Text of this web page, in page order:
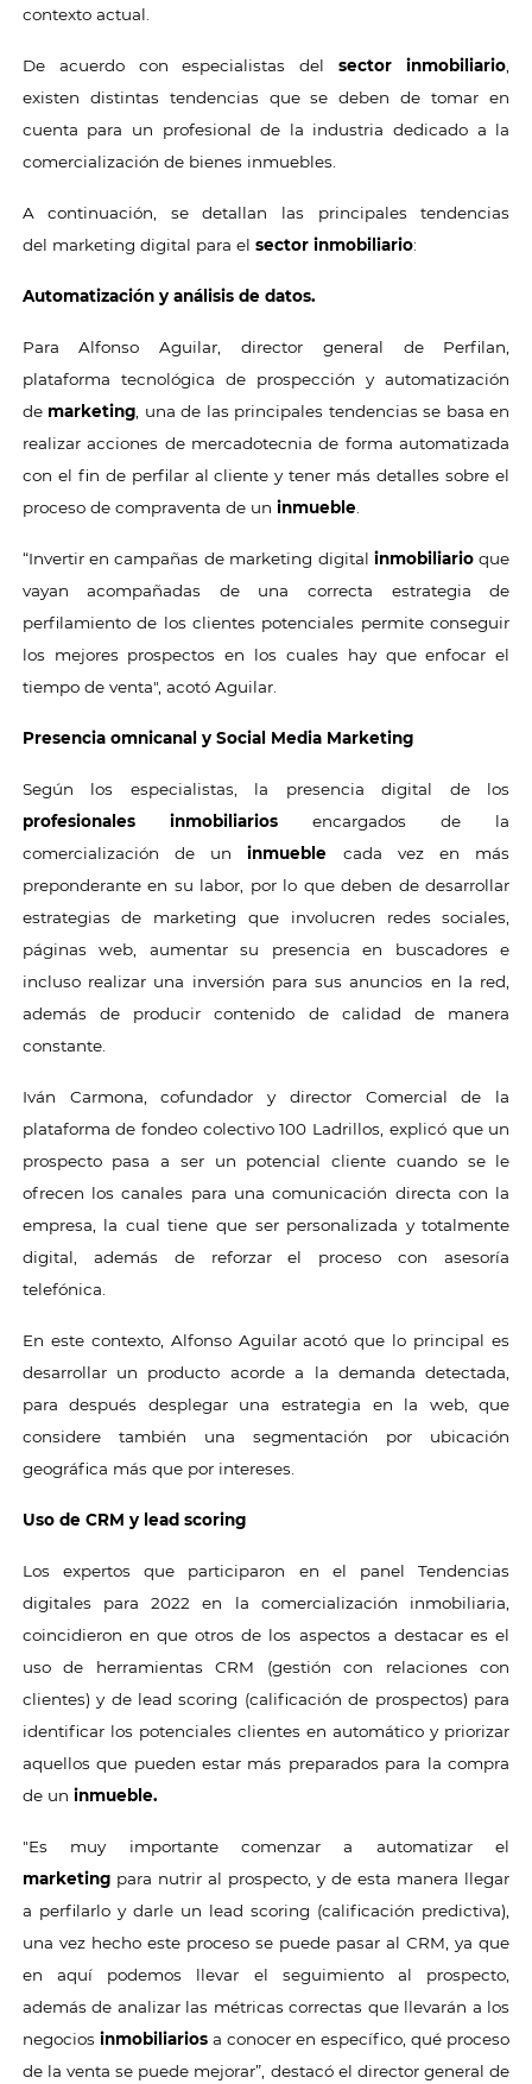
contexto actual.
De acuerdo con especialistas delsector inmobiliario
existen distintas tendencias que se deben de tomar en
cuenta para un profesional de la industria dedicado a la
comercialización de bienes inmuebles.
A continuación, se detallan las principales tendencias
del marketing digital para el sector inmobiliario:
Automatización y análisis de datos.
Para Alfonso Aguilar, director general de Perfilan,
plataforma tecnológica de prospección y automatización
demarketing , una de las principales tendencias se basa en
realizar acciones de mercadotecnia de forma automatizada
con el fin de perfilar al cliente y tener más detalles sobre el
proceso de compraventa de un inmueble
“Invertir en campañas de marketing digital inmobiliarioque
vayan acompañadas de una correcta estrategia de
perfilamiento de los clientes potenciales permite conseguir
los mejores prospectos en los cuales hay que enfocar el
tiempo de venta", acotó Aguilar.
Presencia omnicanal y Social Media Marketing
Según los especialistas, la presencia digital de los
profesionales inmobiliariosencargados de la
comercialización de uninmueble cada vez en más
preponderante en su labor, por lo que deben de desarrollar
estrategias de marketing que involucren redes sociales,
páginas web, aumentar su presencia en buscadores e
incluso realizar una inversión para sus anuncios en la red,
además de producir contenido de calidad de manera
constante.
Iván Carmona, cofundador y director Comercial de la
plataforma de fondeo colectivo 100 Ladrillos, explicó que un
prospecto pasa a ser un potencial cliente cuando se le
ofrecen los canales para una comunicación directa con la
empresa, la cual tiene que ser personalizada y totalmente
digital, además de reforzar el proceso con asesoría
telefónica.
En este contexto, Alfonso Aguilar acotó que lo principal es
desarrollar un producto acorde a la demanda detectada,
para después desplegar una estrategia en la web, que
considere también una segmentación por ubicación
geográfica más que por intereses.
Uso de CRM y lead scoring
Los expertos que participaron en el panel Tendencias
digitales para 2022 en la comercialización inmobiliaria,
coincidieron en que otros de los aspectos a destacar es el
uso de herramientas CRM (gestión con relaciones con
clientes) y de lead scoring (calificación de prospectos) para
identificar los potenciales clientes en automático y priorizar
aquellos que pueden estar más preparados para la compra
de un inmueble.
"Es muy importante comenzar a automatizar el
marketingpara nutrir al prospecto, y de esta manera llegar
a perfilarlo y darle un lead scoring (calificación predictiva),
una vez hecho este proceso se puede pasar al CRM, ya que
en aquí podemos llevar el seguimiento al prospecto,
además de analizar las métricas correctas que llevarán a los
negocios inmobiliariosa conocer en específico, qué proceso
de la venta se puede mejorar”, destacó el director general de